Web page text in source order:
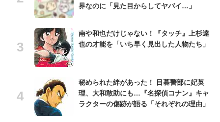
界なのに「見た目からしてヤバイ…」
南や和也だけじゃない！『タッチ』上杉達
也の才能を「いち早く見出した人物たち」
秘められた絆があった！ 目暮警部に妃英
理、大和敢助にも…『名探偵コナン』キャ
ラクターの傷跡が語る「それぞれの理由」